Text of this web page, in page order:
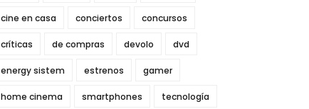
cine en casa conciertos concursos
críticas de compras devolo dvd
energy sistem estrenos gamer
home cinema smartphones tecnología